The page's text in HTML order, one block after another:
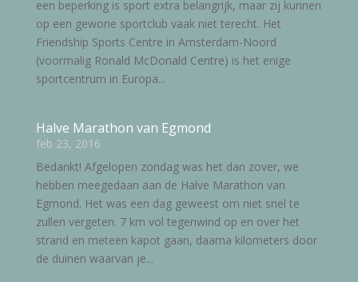
een beperking is sport extra belangrijk, maar zij kunnen
op een gewone sportclub vaak niet terecht. Het
Friendship Sports Centre in Amsterdam-Noord
(voormalig Ronald McDonald Centre) is het enige
sportcentrum in Europa...
Halve Marathon van Egmond
feb 23, 2016
Bedankt! Afgelopen zondag was het dan zover, we
hebben meegedaan aan de Halve Marathon van
Egmond. Het was een dag geweest om niet snel te
zullen vergeten. 7 km vol tegenwind op en over het
strand en meteen kapot gaan, daarna kilometers door
de duinen waarvan je...